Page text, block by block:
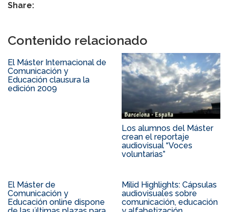
Share:
Contenido relacionado
El Máster Internacional de
Comunicación y
Educación clausura la
edición 2009
Los alumnos del Máster
crean el reportaje
audiovisual “Voces
voluntarias”
El Máster de
Comunicación y
Educación online dispone
Milid Highlights: Cápsulas
audiovisuales sobre
comunicación, educación